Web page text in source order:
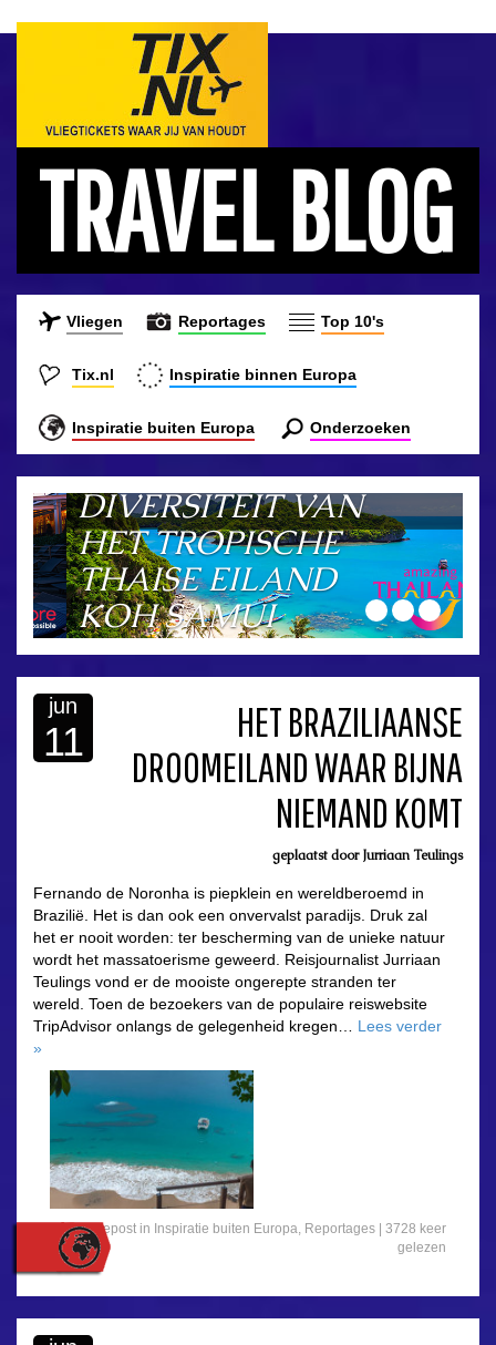
TRAVEL BLOG
Vliegen Reportages Top 10's
Tix.nl Inspiratie binnen Europa
Inspiratie buiten Europa Onderzoeken
ONTDEK DE
DIVERSITEIT VAN
HET TROPISCHE
THAISE EILAND
KOH SAMUI
jun
11
HET BRAZILIAANSE
DROOMEILAND WAAR BIJNA
NIEMAND KOMT
geplaatst doorJurriaan Teulings
Fernando de Noronha is piepklein en wereldberoemd in
Brazilië. Het is dan ook een onvervalst paradijs. Druk zal
het er nooit worden: ter bescherming van de unieke natuur
wordt het massatoerisme geweerd. Reisjournalist Jurriaan
Teulings vond er de mooiste ongerepte stranden ter
wereld. Toen de bezoekers van de populaire reiswebsite
TripAdvisor onlangs de gelegenheid kregen… Lees verder
»
Gepost in Inspiratie buiten Europa, Reportages | 3728 keer
gelezen